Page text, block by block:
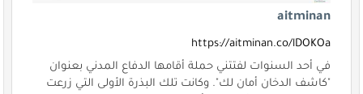
aitminan
https://aitminan.co/lDOKOa
في أحد السنوات لفتتني حملة أقامها الدفاع المدني بعنوان
"كاشف الدخان أمان لك". وكانت تلك البذرة الأولى التي زرعت